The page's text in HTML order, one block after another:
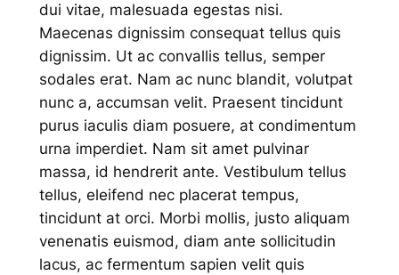
dui vitae, malesuada egestas nisi.
Maecenas dignissim consequat tellus quis
dignissim. Ut ac convallis tellus, semper
sodales erat. Nam ac nunc blandit, volutpat
nunc a, accumsan velit. Praesent tincidunt
purus iaculis diam posuere, at condimentum
urna imperdiet. Nam sit amet pulvinar
massa, id hendrerit ante. Vestibulum tellus
tellus, eleifend nec placerat tempus,
tincidunt at orci. Morbi mollis, justo aliquam
venenatis euismod, diam ante sollicitudin
lacus, ac fermentum sapien velit quis